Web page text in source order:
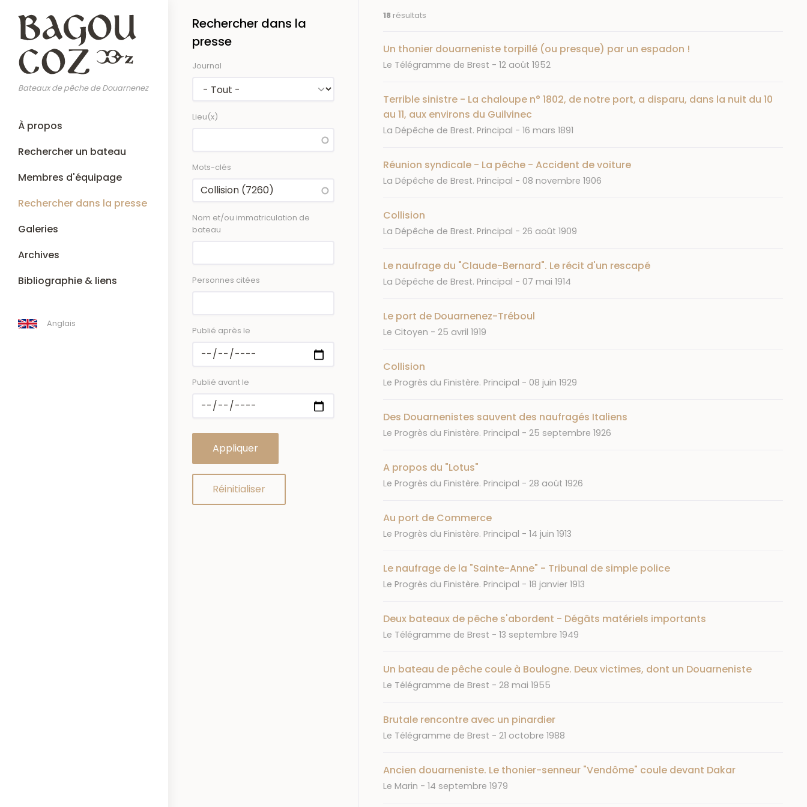
contenu
principal
Bateaux de pêche de Douarnenez
Main
navigation
À propos
Rechercher un bateau
Membres d'équipage
Rechercher dans la presse
Galeries
Archives
Bibliographie & liens
Anglais
Rechercher dans la
presse
Journal
Lieu(x)
Mots-clés
Nom et/ou immatriculation de
bateau
Personnes citées
Publié après le
Publié avant le
18 résultats
Un thonier douarneniste torpillé (ou presque) par un espadon !
Journal
Le Télégramme de Brest Date
12 août 1952
Terrible sinistre - La chaloupe n° 1802, de notre port, a disparu, dans la nuit du 10
au 11, aux environs du Guilvinec
Journal
La Dépêche de Brest. Principal Date
16 mars 1891
Réunion syndicale - La pêche - Accident de voiture
Journal
La Dépêche de Brest. Principal Date
08 novembre 1906
Collision
Journal
La Dépêche de Brest. Principal Date
26 août 1909
Le naufrage du "Claude-Bernard". Le récit d'un rescapé
Journal
La Dépêche de Brest. Principal Date
07 mai 1914
Le port de Douarnenez-Tréboul
Journal
Le Citoyen Date
25 avril 1919
Collision
Journal
Le Progrès du Finistère. Principal Date
08 juin 1929
Des Douarnenistes sauvent des naufragés Italiens
Journal
Le Progrès du Finistère. Principal Date
25 septembre 1926
A propos du "Lotus"
Journal
Le Progrès du Finistère. Principal Date
28 août 1926
Au port de Commerce
Journal
Le Progrès du Finistère. Principal Date
14 juin 1913
Le naufrage de la "Sainte-Anne" - Tribunal de simple police
Journal
Le Progrès du Finistère. Principal Date
18 janvier 1913
Deux bateaux de pêche s'abordent - Dégâts matériels importants
Journal
Le Télégramme de Brest Date
13 septembre 1949
Un bateau de pêche coule à Boulogne. Deux victimes, dont un Douarneniste
Journal
Le Télégramme de Brest Date
28 mai 1955
Brutale rencontre avec un pinardier
Journal
Le Télégramme de Brest Date
21 octobre 1988
Ancien douarneniste. Le thonier-senneur "Vendôme" coule devant Dakar
Journal
Le Marin Date
14 septembre 1979